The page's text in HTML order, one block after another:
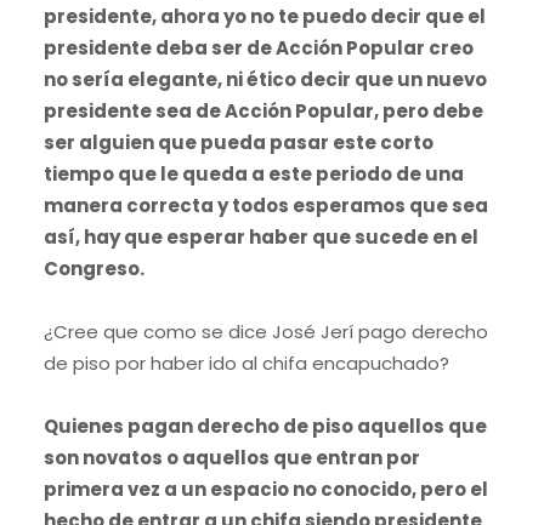
presidente, ahora yo no te puedo decir que el
presidente deba ser de Acción Popular creo
no sería elegante, ni ético decir que un nuevo
presidente sea de Acción Popular, pero debe
ser alguien que pueda pasar este corto
tiempo que le queda a este periodo de una
manera correcta y todos esperamos que sea
así, hay que esperar haber que sucede en el
Congreso.
¿Cree que como se dice José Jerí pago derecho
de piso por haber ido al chifa encapuchado?
Quienes pagan derecho de piso aquellos que
son novatos o aquellos que entran por
primera vez a un espacio no conocido, pero el